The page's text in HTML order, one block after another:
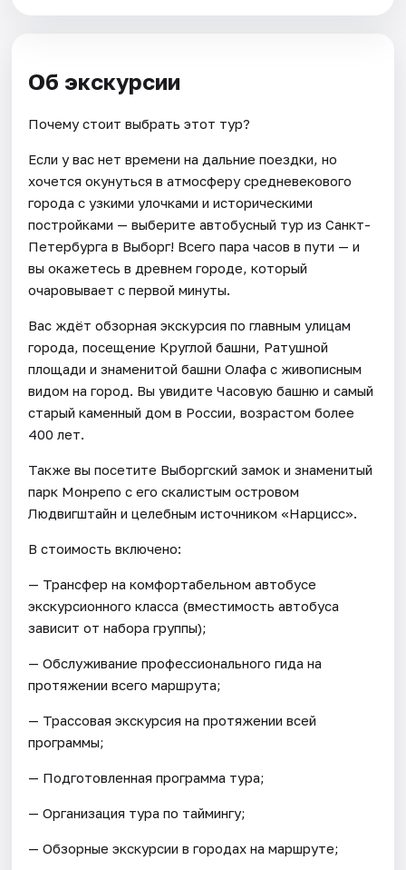
Об экскурсии
Почему стоит выбрать этот тур?
Если у вас нет времени на дальние поездки, но
хочется окунуться в атмосферу средневекового
города с узкими улочками и историческими
постройками — выберите автобусный тур из Санкт-
Петербурга в Выборг! Всего пара часов в пути — и
вы окажетесь в древнем городе, который
очаровывает с первой минуты.
Вас ждёт обзорная экскурсия по главным улицам
города, посещение Круглой башни, Ратушной
площади и знаменитой башни Олафа с живописным
видом на город. Вы увидите Часовую башню и самый
старый каменный дом в России, возрастом более
400 лет.
Также вы посетите Выборгский замок и знаменитый
парк Монрепо с его скалистым островом
Людвигштайн и целебным источником «Нарцисс».
В стоимость включено:
— Трансфер на комфортабельном автобусе
экскурсионного класса (вместимость автобуса
зависит от набора группы);
— Обслуживание профессионального гида на
протяжении всего маршрута;
— Трассовая экскурсия на протяжении всей
программы;
— Подготовленная программа тура;
— Организация тура по таймингу;
— Обзорные экскурсии в городах на маршруте;